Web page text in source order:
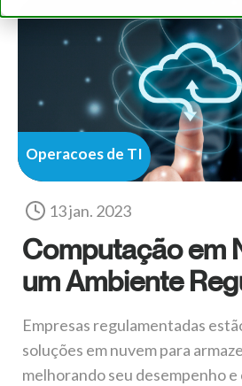
Operacoes de TI
13 jan. 2023
Computação em
um Ambiente
Empresas regulamentadas
soluções em nuvem para
melhorando seu desempenho e